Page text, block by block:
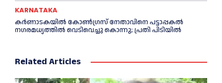
KARNATAKA
കർണാടകയിൽ കോണ്‍ഗ്രസ് നേതാവിനെ പട്ടാപ്പകല്‍
നഗരമധ്യത്തില്‍ വെടിവെച്ചു കൊന്നു; പ്രതി പിടിയില്‍
Related Articles